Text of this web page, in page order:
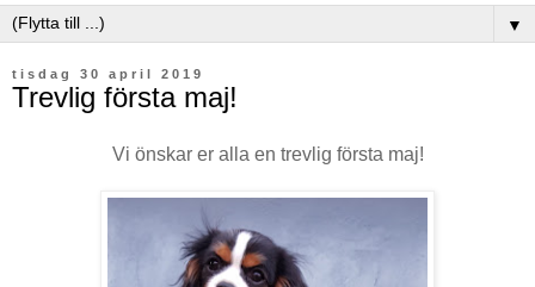
▼
tisdag 30 april 2019
Trevlig första maj!
Vi önskar er alla en trevlig första maj!